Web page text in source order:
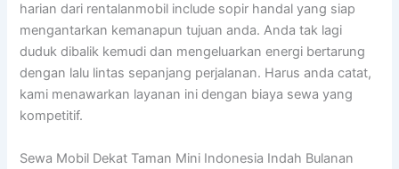
harian dari rentalanmobil include sopir handal yang siap
mengantarkan kemanapun tujuan anda. Anda tak lagi
duduk dibalik kemudi dan mengeluarkan energi bertarung
dengan lalu lintas sepanjang perjalanan. Harus anda catat,
kami menawarkan layanan ini dengan biaya sewa yang
kompetitif.
Sewa Mobil Dekat Taman Mini Indonesia Indah Bulanan